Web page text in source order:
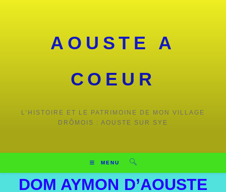
AOUSTE A
COEUR
L’HISTOIRE ET LE PATRIMOINE DE MON VILLAGE
DRÔMOIS : AOUSTE SUR SYE
MENU
DOM AYMON D’AOUSTE